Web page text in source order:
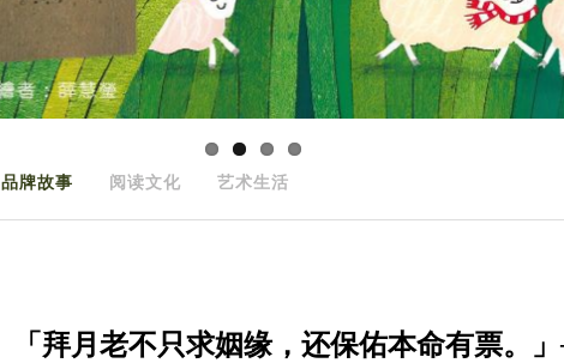
品牌故事 阅读文化 艺术生活
「拜月老不只求姻缘，还保佑本命有票。